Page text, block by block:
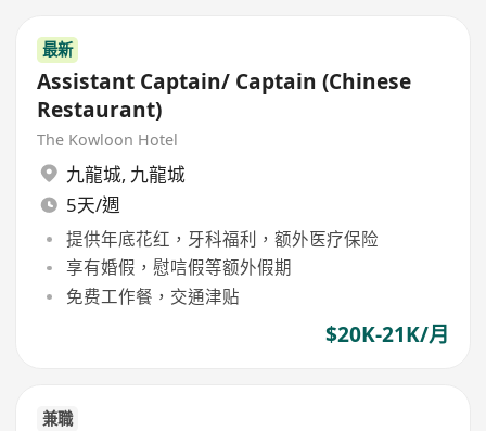
最新
Assistant Captain/ Captain (Chinese
Restaurant)
The Kowloon Hotel
九龍城, 九龍城
5天/週
提供年底花红，牙科福利，额外医疗保险
享有婚假，慰唁假等额外假期
免费工作餐，交通津贴
$20K-21K/月
兼職